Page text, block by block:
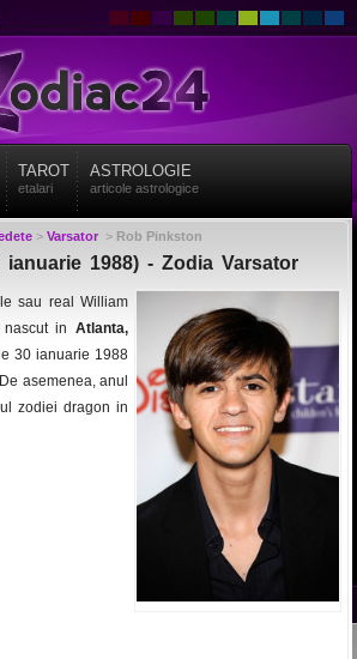
TAROT
etalari
ASTROLOGIE
articole astrologice
> Varsator> Rob Pinkston
1988) - Zodia Varsator
sau real William
nascut in Atlanta,
30 ianuarie 1988
asemenea, anul
zodiei dragon in